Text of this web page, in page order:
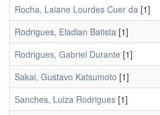
Rocha, Laiane Lourdes Cuer da [1]
Rodrigues, Eladian Batista [1]
Rodrigues, Gabriel Durante [1]
Sakai, Gustavo Katsumoto [1]
Sanches, Luiza Rodrigues [1]